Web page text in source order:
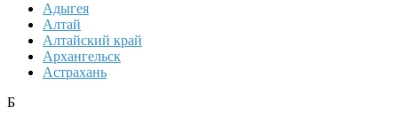
Адыгея
Алтай
Алтайский край
Архангельск
Астрахань
Б